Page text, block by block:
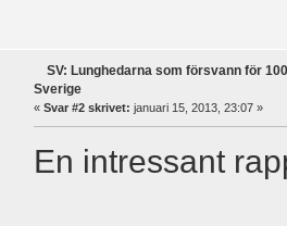
SV: Lunghedarna som försvann för
Sverige
« Svar #2 skrivet: januari 15, 2013, 23:07 »
En intressant